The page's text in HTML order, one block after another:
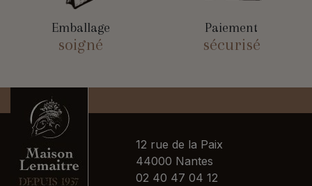
Emballage
soigné
Paiement
sécurisé
12 rue de la Paix
44000 Nantes
02 40 47 04 12